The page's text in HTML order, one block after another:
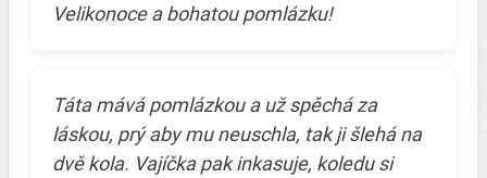
Velikonoce a bohatou pomlázku!
Táta mává pomlázkou a už spěchá za
láskou, prý aby mu neuschla, tak ji šlehá na
dvě kola. Vajíčka pak inkasuje, koledu si